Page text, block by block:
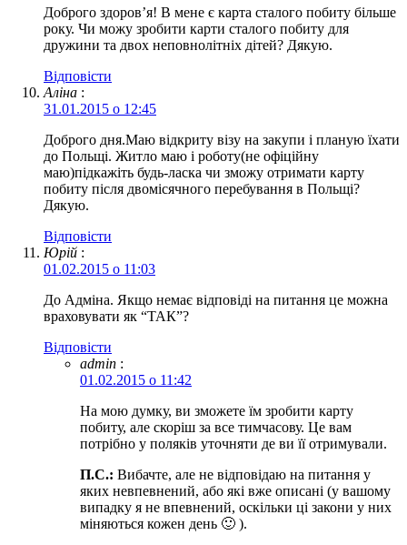
Доброго здоров’я! В мене є карта сталого побиту більше
року. Чи можу зробити карти сталого побиту для
дружини та двох неповнолітніх дітей? Дякую.
Відповіcти
Аліна :
31.01.2015 о 12:45
Доброго дня.Маю відкриту візу на закупи і планую їхати
до Польщі. Житло маю і роботу(не офіційну
маю)підкажіть будь-ласка чи зможу отримати карту
побиту після двомісячного перебування в Польщі?
Дякую.
Відповіcти
Юрій :
01.02.2015 о 11:03
До Адміна. Якщо немає відповіді на питання це можна
враховувати як “ТАК”?
Відповіcти
admin :
01.02.2015 о 11:42
На мою думку, ви зможете їм зробити карту
побиту, але скоріш за все тимчасову. Це вам
потрібно у поляків уточняти де ви її отримували.
П.С.: Вибачте, але не відповідаю на питання у
яких невпевнений, або які вже описані (у вашому
випадку я не впевнений, оскільки ці закони у них
міняються кожен день 🙂 ).